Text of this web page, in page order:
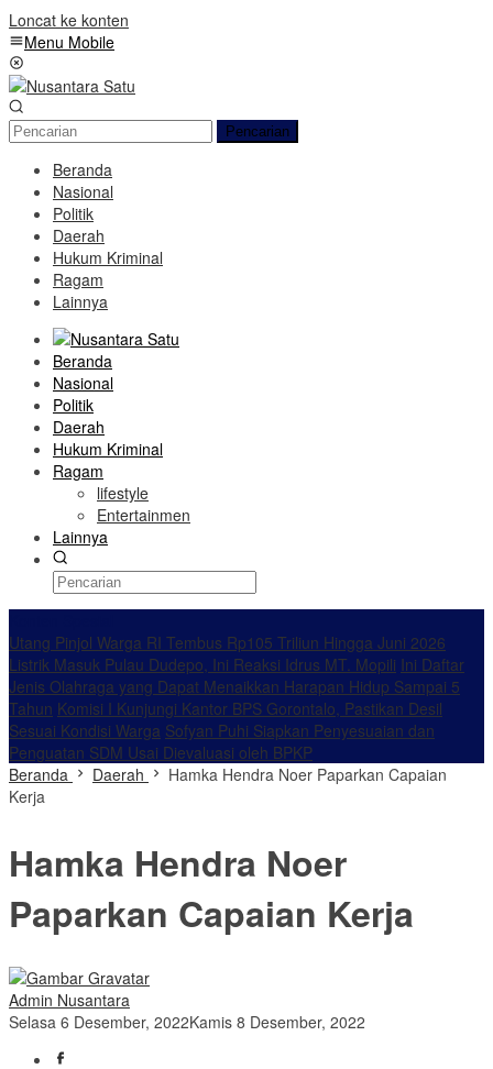
Loncat ke konten
Menu Mobile
Pencarian
Beranda
Nasional
Politik
Daerah
Hukum Kriminal
Ragam
Lainnya
Beranda
Nasional
Politik
Daerah
Hukum Kriminal
Ragam
lifestyle
Entertainmen
Lainnya
Utang Pinjol Warga RI Tembus Rp105 Triliun Hingga Juni 2026
Listrik Masuk Pulau Dudepo, Ini Reaksi Idrus MT. Mopili Ini Daftar
Jenis Olahraga yang Dapat Menaikkan Harapan Hidup Sampai 5
Tahun Komisi I Kunjungi Kantor BPS Gorontalo, Pastikan Desil
Sesuai Kondisi Warga Sofyan Puhi Siapkan Penyesuaian dan
Penguatan SDM Usai Dievaluasi oleh BPKP
Beranda
Daerah
Hamka Hendra Noer Paparkan Capaian
Kerja
Hamka Hendra Noer
Paparkan Capaian Kerja
Admin Nusantara
Selasa 6 Desember, 2022Kamis 8 Desember, 2022